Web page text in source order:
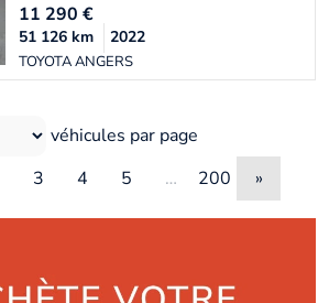
11 290 €
TOYOTA ANGERS
51 126 km 2022
véhicules par page
3 4 5 … 200 »